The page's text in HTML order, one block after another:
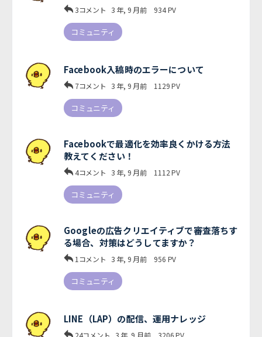
3コメント 3 年, 9 月前 934PV
コミュニティ
Facebook入稿時のエラーについて
7コメント 3 年, 9 月前 1129PV
コミュニティ
Facebookで最適化を効率良くかける方法
教えてください！
4コメント 3 年, 9 月前 1112PV
コミュニティ
Googleの広告クリエイティブで審査落ちす
る場合、対策はどうしてますか？
1コメント 3 年, 9 月前 956 PV
コミュニティ
LINE（LAP）の配信、運用ナレッジ
24コメント 3 年, 9 月前 3206PV